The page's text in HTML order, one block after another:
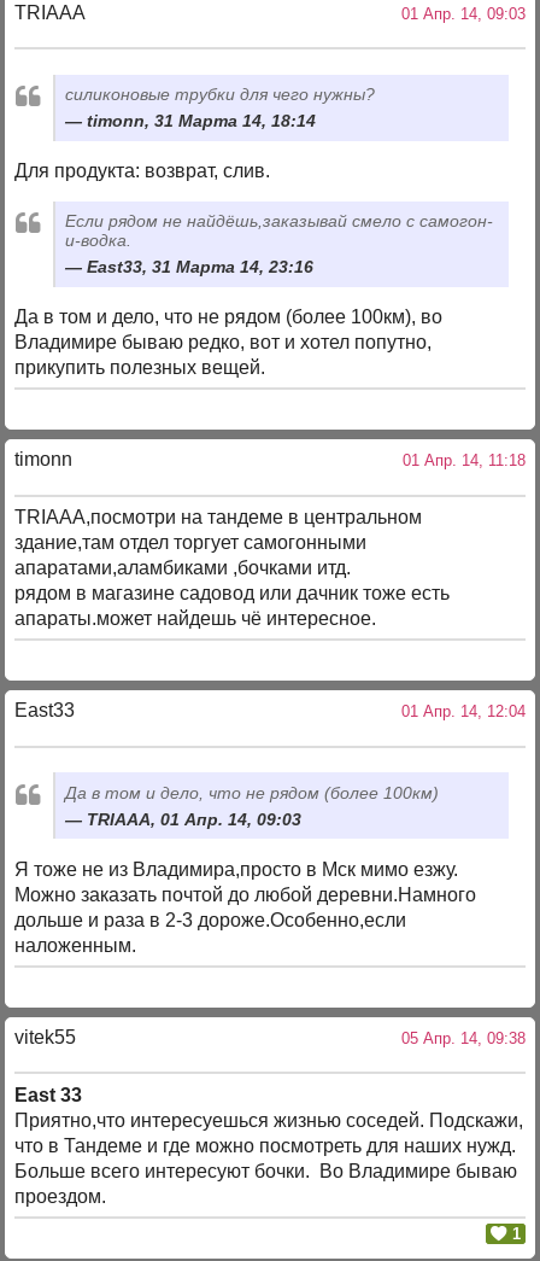
TRIAAA 01 Апр. 14, 09:03
силиконовые трубки для чего нужны?
timonn, 31 Марта 14, 18:14
Для продукта: возврат, слив.
Если рядом не найдёшь,заказывай смело с самогон-
и-водка.
East33, 31 Марта 14, 23:16
Да в том и дело, что не рядом (более 100км), во
Владимире бываю редко, вот и хотел попутно,
прикупить полезных вещей.
timonn 01 Апр. 14, 11:18
TRIAAA,посмотри на тандеме в центральном
здание,там отдел торгует самогонными
апаратами,аламбиками ,бочками итд.
рядом в магазине садовод или дачник тоже есть
апараты.может найдешь чё интересное.
East33 01 Апр. 14, 12:04
Да в том и дело, что не рядом (более 100км)
TRIAAA, 01 Апр. 14, 09:03
Я тоже не из Владимира,просто в Мск мимо езжу.
Можно заказать почтой до любой деревни.Намного
дольше и раза в 2-3 дороже.Особенно,если
наложенным.
vitek55 05 Апр. 14, 09:38
East 33
Приятно,что интересуешься жизнью соседей. Подскажи,
что в Тандеме и где можно посмотреть для наших нужд.
Больше всего интересуют бочки. Во Владимире бываю
проездом.
1